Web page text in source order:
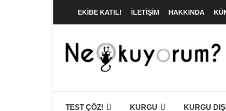
EKIBE KATIL! İLETIŞIM HAKKINDA
TEST ÇÖZ! KURGU KURGU DIŞI